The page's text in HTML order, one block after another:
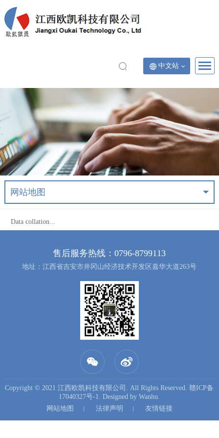
中文站
网站地图
Data collation...
售后服务热线：0796-8799113
地址：江西省吉安市井冈山经济技术开发区嘉华大道263号
Copyright © 2021 江西欧凯科技有限公司. All Rights Reserved.赣ICP备
17040327号-1
. Designed byWanhu
网站地图
法律声明 友情链接